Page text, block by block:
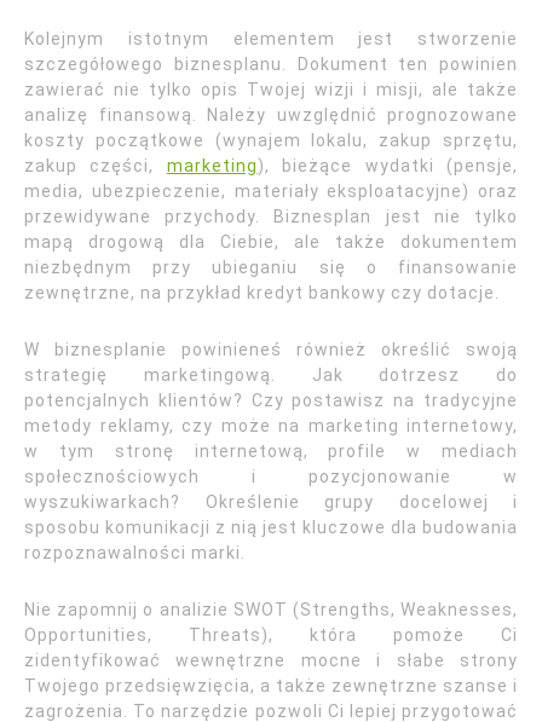
Kolejnym istotnym elementem jest stworzenie
szczegółowego biznesplanu. Dokument ten powinien
zawierać nie tylko opis Twojej wizji i misji, ale także
analizę finansową. Należy uwzględnić prognozowane
koszty początkowe (wynajem lokalu, zakup sprzętu,
zakup części, marketing), bieżące wydatki (pensje,
media, ubezpieczenie, materiały eksploatacyjne) oraz
przewidywane przychody. Biznesplan jest nie tylko
mapą drogową dla Ciebie, ale także dokumentem
niezbędnym przy ubieganiu się o finansowanie
zewnętrzne, na przykład kredyt bankowy czy dotacje.
W biznesplanie powinieneś również określić swoją
strategię marketingową. Jak dotrzesz do
potencjalnych klientów? Czy postawisz na tradycyjne
metody reklamy, czy może na marketing internetowy,
w tym stronę internetową, profile w mediach
społecznościowych i pozycjonowanie w
wyszukiwarkach? Określenie grupy docelowej i
sposobu komunikacji z nią jest kluczowe dla budowania
rozpoznawalności marki.
Nie zapomnij o analizie SWOT (Strengths, Weaknesses,
Opportunities, Threats), która pomoże Ci
zidentyfikować wewnętrzne mocne i słabe strony
Twojego przedsięwzięcia, a także zewnętrzne szanse i
zagrożenia. To narzędzie pozwoli Ci lepiej przygotować